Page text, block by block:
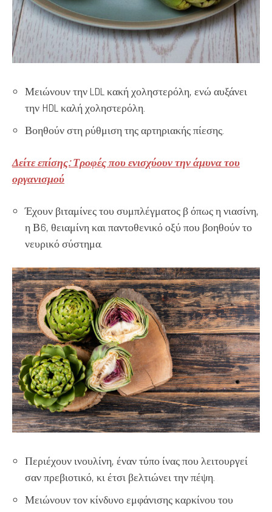
Μειώνουν την LDL κακή χοληστερόλη, ενώ αυξάνει
την HDL καλή χοληστερόλη.
Βοηθούν στη ρύθμιση της αρτηριακής πίεσης.
Δείτε επίσης: Τροφές που ενισχύουν την άμυνα του
οργανισμού
Έχουν βιταμίνες του συμπλέγματος β όπως η νιασίνη,
η Β6, θειαμίνη και παντοθενικό οξύ που βοηθούν το
νευρικό σύστημα.
Περιέχουν ινουλίνη, έναν τύπο ίνας που λειτουργεί
σαν πρεβιοτικό, κι έτσι βελτιώνει την πέψη.
Μειώνουν τον κίνδυνο εμφάνισης καρκίνου του